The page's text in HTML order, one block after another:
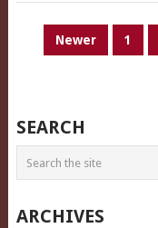
PAGINATION
Newer 1
SEARCH
ARCHIVES